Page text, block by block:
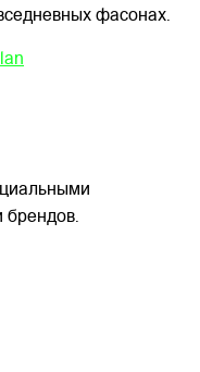
фасонах.
брендов.